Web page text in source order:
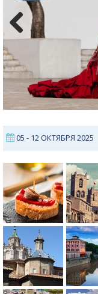
Previous
05 - 12 ОКТЯБРЯ 2025